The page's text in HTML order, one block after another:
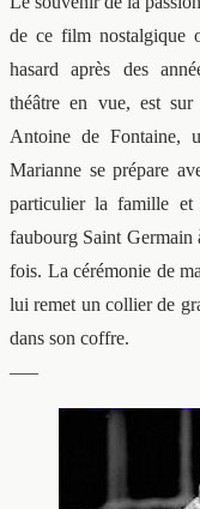
de ce film nostalgique
hasard après des
théâtre en vue, est
Antoine de Fontaine,
Marianne se prépare
particulier la famille
faubourg Saint Germain
fois. La cérémonie de
lui remet un collier de
dans son coffre.
—–